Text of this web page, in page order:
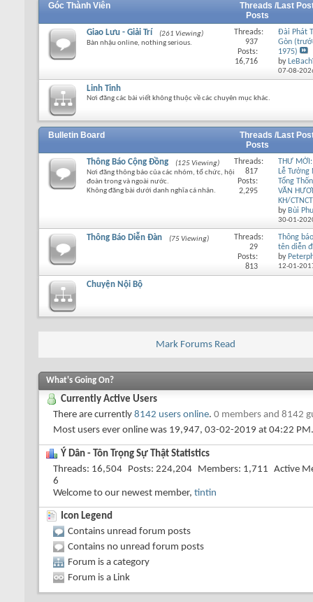
Góc Thành Viên
Threads /
Posts
Last
Giao Lưu - Giải Trí
(261 Viewing)
Bàn nhậu online, nothing serious.
Threads:
937
Posts:
16,716
Đài Phát
Gòn
1975)
by
07-08-
Linh Tinh
Nơi đăng các bài viết không thuộc về các chuyên mục khác.
Bulletin Board
Threads /
Posts
Last
Thông Báo Cộng Đồng
(125 Viewing)
Nơi đăng thông báo của các nhóm, tổ chức, hội
đoàn trong và ngoài nước.
Không đăng bài dưới danh nghĩa cá nhân.
Threads:
817
Posts:
2,295
THƯ
Lễ Tưởng
Tổng
VĂN
KH/
by Bùi
30-01-
Thông Báo Diễn Đàn (75 Viewing)
Threads:
29
Posts:
813
Thông
tên diễn
by
12-01-
Chuyện Nội Bộ
Mark Forums Read
What's Going On?
Currently Active Users
There are currently 8142 users online. 0 members and 8142
Most users ever online was 19,947, 03-02-2019 at 04:22 PM.
Ý Dân - Tôn Trọng Sự Thật Statistics
Threads 16,504 Posts 224,204 Members 1,711 Active
6
Welcome to our newest member, tintin
Icon Legend
Contains unread forum posts
Contains no unread forum posts
Forum is a category
Forum is a Link